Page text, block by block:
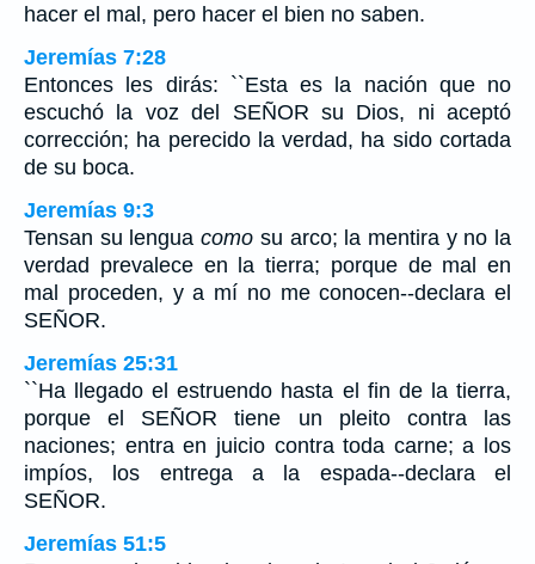
hacer el mal, pero hacer el bien no saben.
Jeremías 7:28
Entonces les dirás: ``Esta es la nación que no
escuchó la voz del SEÑOR su Dios, ni aceptó
corrección; ha perecido la verdad, ha sido cortada
de su boca.
Jeremías 9:3
Tensan su lenguacomo su arco; la mentira y no la
verdad prevalece en la tierra; porque de mal en
mal proceden, y a mí no me conocen--declara el
SEÑOR.
Jeremías 25:31
``Ha llegado el estruendo hasta el fin de la tierra,
porque el SEÑOR tiene un pleito contra las
naciones; entra en juicio contra toda carne; a los
impíos, los entrega a la espada--declara el
SEÑOR.
Jeremías 51:5